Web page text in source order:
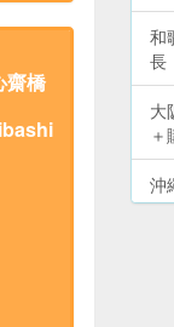
齋橋
和
長
大
＋
沖